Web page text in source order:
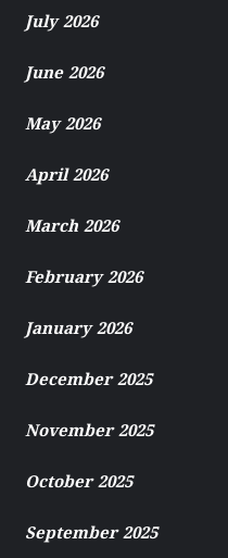
July 2026
June 2026
May 2026
April 2026
March 2026
February 2026
January 2026
December 2025
November 2025
October 2025
September 2025